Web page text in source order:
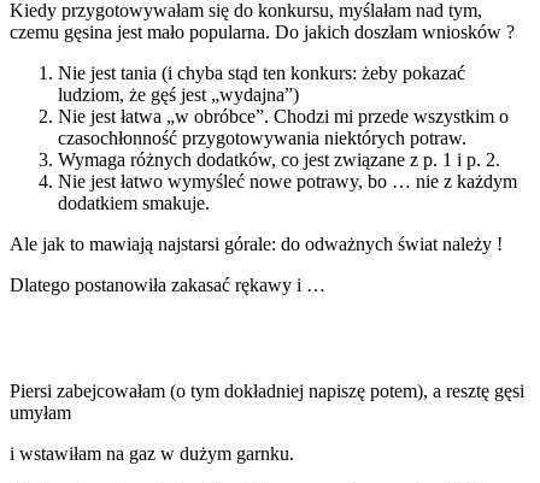
Kiedy przygotowywałam się do konkursu, myślałam nad tym,
czemu gęsina jest mało popularna. Do jakich doszłam wniosków ?
Nie jest tania (i chyba stąd ten konkurs: żeby pokazać
ludziom, że gęś jest „wydajna”)
Nie jest łatwa „w obróbce”. Chodzi mi przede wszystkim o
czasochłonność przygotowywania niektórych potraw.
Wymaga różnych dodatków, co jest związane z p. 1 i p. 2.
Nie jest łatwo wymyśleć nowe potrawy, bo … nie z każdym
dodatkiem smakuje.
Ale jak to mawiają najstarsi górale: do odważnych świat należy !
Dlatego postanowiła zakasać rękawy i …
Piersi zabejcowałam (o tym dokładniej napiszę potem), a resztę gęsi
umyłam
i wstawiłam na gaz w dużym garnku.